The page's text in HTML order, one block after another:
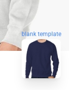
blank template